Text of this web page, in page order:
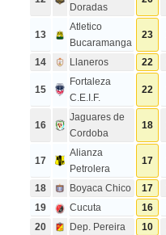
Doradas
13
Atletico
Bucaramanga
23
14 Llaneros 22
15
Fortaleza
C.E.I.F.
22
16
Jaguares de
Cordoba
18
17
Alianza
Petrolera
17
18 Boyaca Chico 17
19
Cucuta 16
20
Dep. Pereira 10